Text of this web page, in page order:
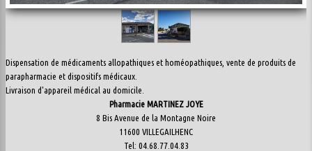
Dispensation de médicaments allopathiques et homéopathiques, vente de produits de
parapharmacie et dispositifs médicaux.
Livraison d'appareil médical au domicile.
Pharmacie MARTINEZ JOYE
8 Bis Avenue de la Montagne Noire
11600 VILLEGAILHENC
Tel: 04.68.77.04.83